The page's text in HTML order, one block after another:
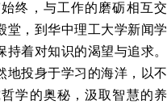
终，与工作的磨砺相互交
堂，到华中理工大学新闻学
着对知识的渴望与追求。
地投身于学习的海洋，以不
学的奥秘，汲取智慧的养